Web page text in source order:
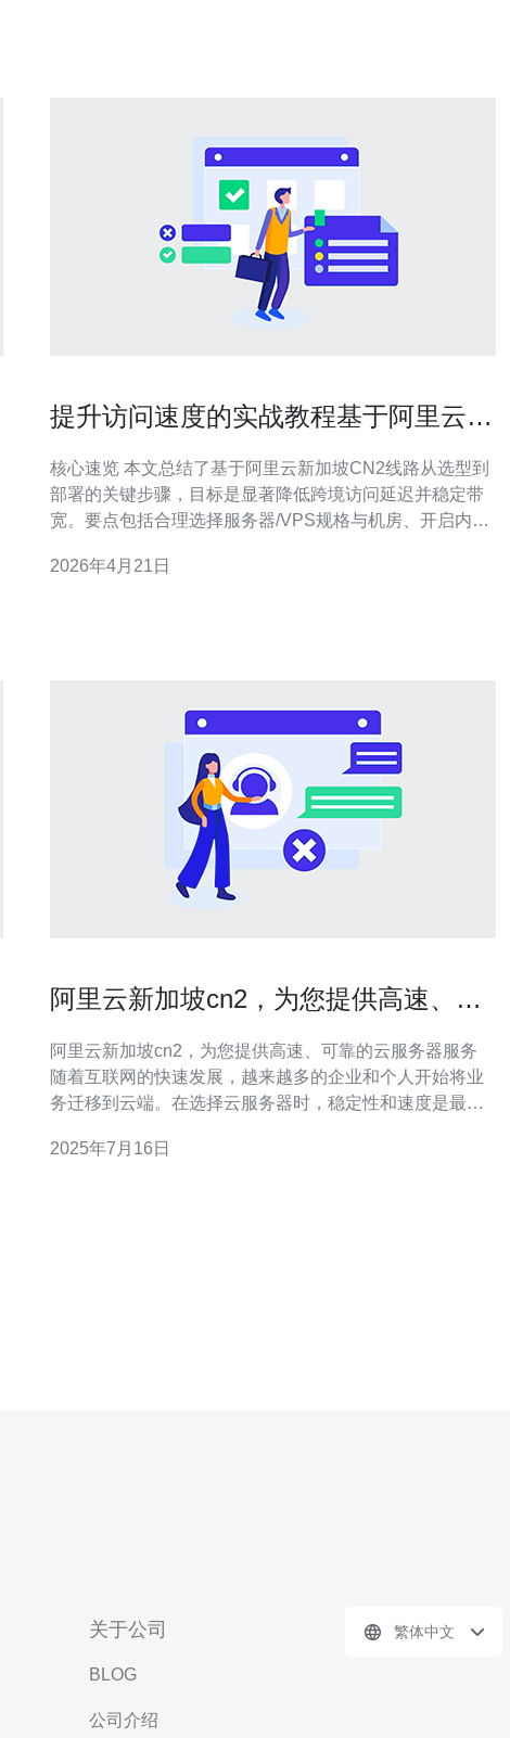
提升访问速度的实战教程基于阿里云的
核心速览 本文总结了基于阿里云新加坡CN2线路从选型到
部署的关键步骤，目标是显著降低跨境访问延迟并稳定带
宽。要点包括合理选择服务器/VPS规格与机房、开启内核
域名解析、部署DDoS防御和WAF策略，以及持续的链路
2026年4月21日
阿里云新加坡cn2，为您提供高速、可
阿里云新加坡cn2，为您提供高速、可靠的云服务器服务
随着互联网的快速发展，越来越多的企业和个人开始将业
务迁移到云端。在选择云服务器时，稳定性和速度是最重
靠的性能而备受瞩目，为用户提供了极佳的云服务器解决
2025年7月16日
关于公司
BLOG
公司介绍
繁体中文